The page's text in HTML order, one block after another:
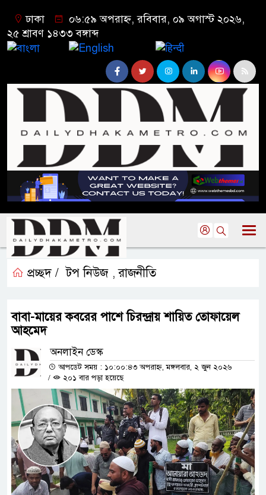
ঢাকা
০৬:৫৯ অপরাহ্ন, রবিবার, ০৯ অগাস্ট ২০২৬,
২৫ শ্রাবণ ১৪৩৩ বঙ্গাব্দ
প্রচ্ছদ / টপ নিউজ ,রাজনীতি
বাবা-মায়ের কবরের পাশে চিরন্দ্রায় শায়িত তোফায়েল
আহমেদ
অনলাইন ডেস্ক
আপডেট সময় : ১০:০০:৪৩ অপরাহ্ন, মঙ্গলবার, ২ জুন ২০২৬
/
২০১ বার পড়া হয়েছে